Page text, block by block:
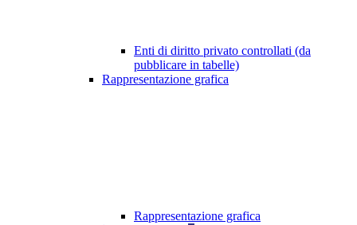
Enti di diritto privato controllati (da
pubblicare in tabelle)
Rappresentazione grafica
Rappresentazione grafica